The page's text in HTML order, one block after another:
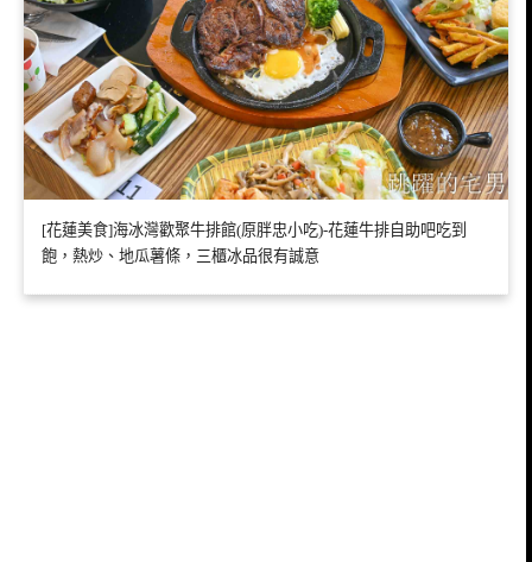
[花蓮美食]海冰灣歡聚牛排館(原胖忠小吃)-花蓮牛排自助吧吃到
飽，熱炒、地瓜薯條，三櫃冰品很有誠意